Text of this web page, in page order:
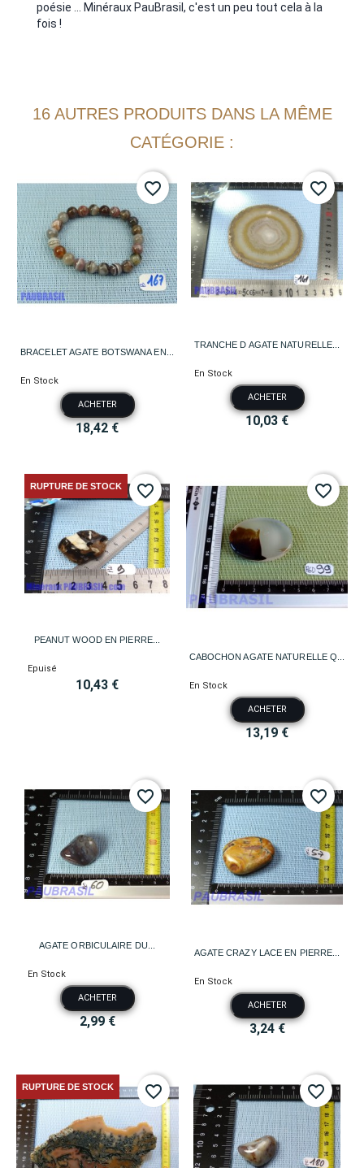
poésie ... Minéraux PauBrasil, c'est un peu tout cela à la
fois !
16 AUTRES PRODUITS DANS LA MÊME
CATÉGORIE :
BRACELET AGATE BOTSWANA EN...
En Stock
ACHETER
18,42 €
favorite_border
TRANCHE D AGATE NATURELLE...
En Stock
ACHETER
10,03 €
favorite_border
PEANUT WOOD EN PIERRE...
Epuisé
10,43 €
RUPTURE DE STOCK favorite_border
CABOCHON AGATE NATURELLE Q...
En Stock
ACHETER
13,19 €
favorite_border
AGATE ORBICULAIRE DU...
En Stock
ACHETER
2,99 €
favorite_border
AGATE CRAZY LACE EN PIERRE...
En Stock
ACHETER
3,24 €
favorite_border
RUPTURE DE STOCK favorite_border favorite_border